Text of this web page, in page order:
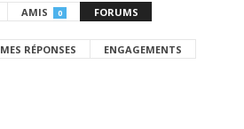
AMIS 0 FORUMS
MES RÉPONSES ENGAGEMENTS